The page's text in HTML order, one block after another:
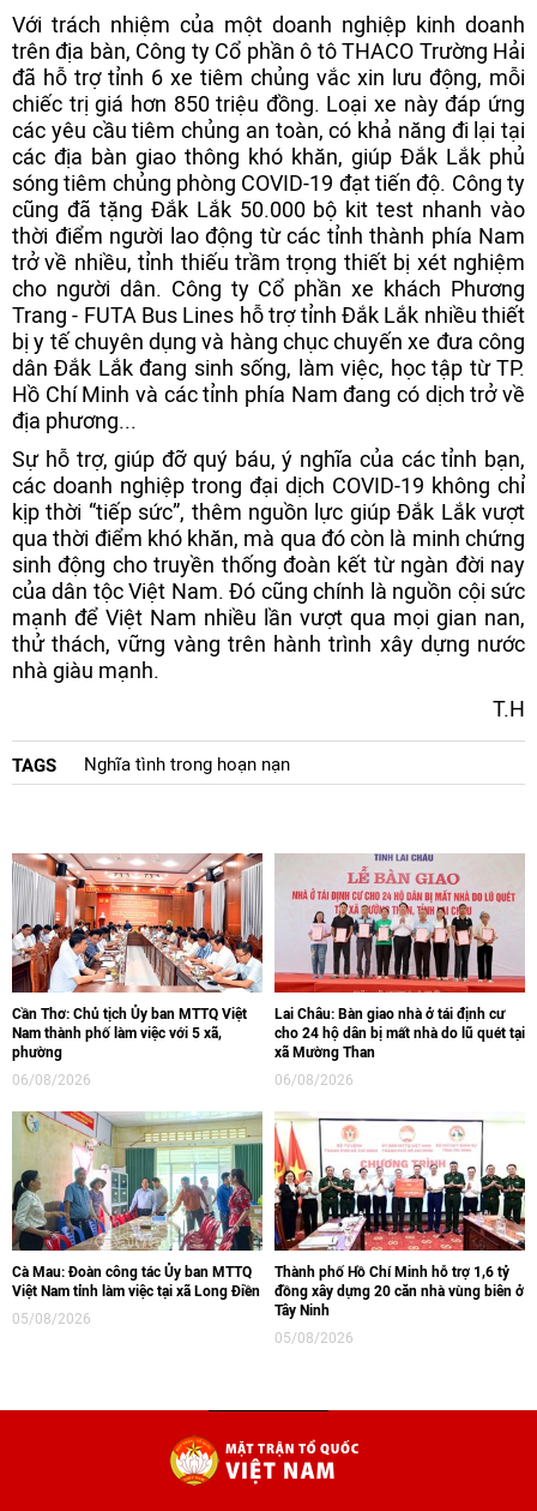
Với trách nhiệm của một doanh nghiệp kinh doanh
trên địa bàn, Công ty Cổ phần ô tô THACO Trường Hải
đã hỗ trợ tỉnh 6 xe tiêm chủng vắc xin lưu động, mỗi
chiếc trị giá hơn 850 triệu đồng. Loại xe này đáp ứng
các yêu cầu tiêm chủng an toàn, có khả năng đi lại tại
các địa bàn giao thông khó khăn, giúp Đắk Lắk phủ
sóng tiêm chủng phòng COVID-19 đạt tiến độ. Công ty
cũng đã tặng Đắk Lắk 50.000 bộ kit test nhanh vào
thời điểm người lao động từ các tỉnh thành phía Nam
trở về nhiều, tỉnh thiếu trầm trọng thiết bị xét nghiệm
cho người dân. Công ty Cổ phần xe khách Phương
Trang - FUTA Bus Lines hỗ trợ tỉnh Đắk Lắk nhiều thiết
bị y tế chuyên dụng và hàng chục chuyến xe đưa công
dân Đắk Lắk đang sinh sống, làm việc, học tập từ TP.
Hồ Chí Minh và các tỉnh phía Nam đang có dịch trở về
địa phương...
Sự hỗ trợ, giúp đỡ quý báu, ý nghĩa của các tỉnh bạn,
các doanh nghiệp trong đại dịch COVID-19 không chỉ
kịp thời “tiếp sức”, thêm nguồn lực giúp Đắk Lắk vượt
qua thời điểm khó khăn, mà qua đó còn là minh chứng
sinh động cho truyền thống đoàn kết từ ngàn đời nay
của dân tộc Việt Nam. Đó cũng chính là nguồn cội sức
mạnh để Việt Nam nhiều lần vượt qua mọi gian nan,
thử thách, vững vàng trên hành trình xây dựng nước
nhà giàu mạnh.
T.H
TAGS Nghĩa tình trong hoạn nạn
Cần Thơ: Chủ tịch Ủy ban MTTQ Việt
Nam thành phố làm việc với 5 xã,
phường
06/08/2026
Lai Châu: Bàn giao nhà ở tái định cư
cho 24 hộ dân bị mất nhà do lũ quét tại
xã Mường Than
06/08/2026
Cà Mau: Đoàn công tác Ủy ban MTTQ
Việt Nam tỉnh làm việc tại xã Long Điền
05/08/2026
Thành phố Hồ Chí Minh hỗ trợ 1,6 tỷ
đồng xây dựng 20 căn nhà vùng biên ở
Tây Ninh
05/08/2026